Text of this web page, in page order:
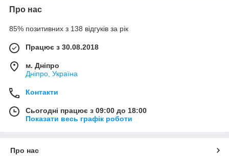
Про нас
85% позитивних з 138 відгуків за рік
Працює з 30.08.2018
м. Дніпро
Дніпро, Україна
Контакти
Сьогодні працює з 09:00 до 18:00
Показати весь графік роботи
Про нас